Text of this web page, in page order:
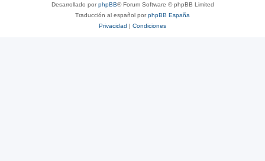
Desarrollado porphpBB® Forum Software © phpBB Limited
Traducción al español porphpBB España
Privacidad | Condiciones